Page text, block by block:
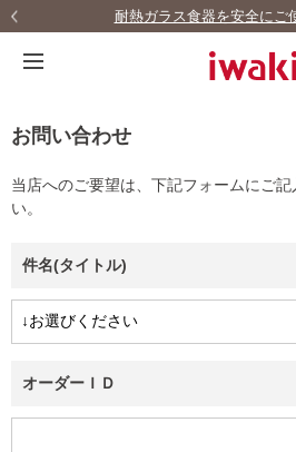
耐熱ガラス食器を安全にご使
お問い合わせ
当店へのご要望は、下記フォームにご
い。
件名(タイトル)
オーダーＩＤ